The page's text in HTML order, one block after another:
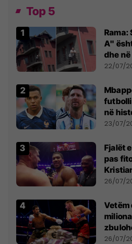
Top 5
Rama:
A"
dhe
22/07/
në
Botës,
23/07/
Fjalët
pas
26/07/
Vetëm
e
26/07/